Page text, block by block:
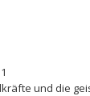
und die